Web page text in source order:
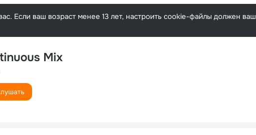
Если ваш возраст менее 13 лет, настроить cookie-файлы должен ваш
Mix